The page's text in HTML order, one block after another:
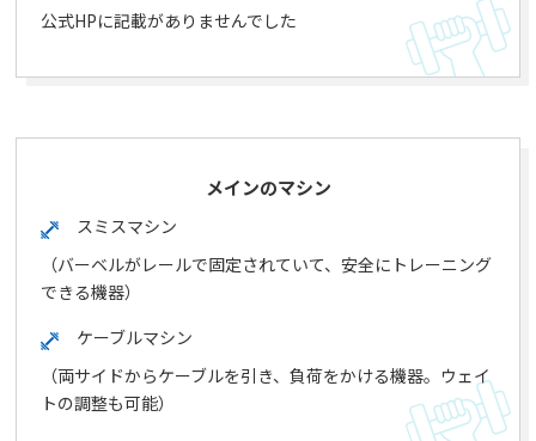
公式HPに記載がありませんでした
メインのマシン
スミスマシン
（バーベルがレールで固定されていて、安全にトレーニング
できる機器）
ケーブルマシン
（両サイドからケーブルを引き、負荷をかける機器。ウェイ
トの調整も可能）